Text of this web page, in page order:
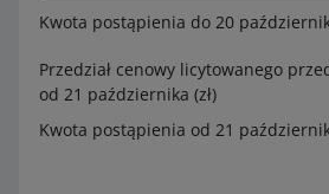
Kwota postąpienia do 20
Przedział cenowy licytowanego
od 21 października (zł)
Kwota postąpienia od 21